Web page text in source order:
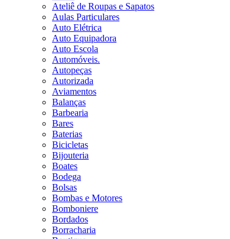
Ateliê de Roupas e Sapatos
Aulas Particulares
Auto Elétrica
Auto Equipadora
Auto Escola
Automóveis.
Autopeças
Autorizada
Aviamentos
Balanças
Barbearia
Bares
Baterias
Bicicletas
Bijouteria
Boates
Bodega
Bolsas
Bombas e Motores
Bomboniere
Bordados
Borracharia